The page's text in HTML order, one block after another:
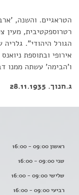
הטראגיים. והשנה,
רטרוספקטיבית, מעין
הגורל היהודי".
אירופי ובתוספת
ו'הבימה' עשתה ממנו
ג.חנוך. 28.11.1935
ראשון 09:00 - 16:00
שני 09:00 - 16:00
שלישי 09:00 - 16:00
רביעי 09:00 - 16:00